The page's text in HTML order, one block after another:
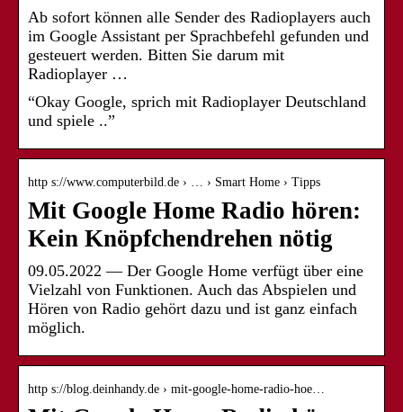
Ab sofort können alle Sender des Radioplayers auch
im Google Assistant per Sprachbefehl gefunden und
gesteuert werden. Bitten Sie darum mit
Radioplayer …
“Okay Google, sprich mit Radioplayer Deutschland
und spiele ..”
http s://www.computerbild.de › … › Smart Home › Tipps
Mit Google Home Radio hören:
Kein Knöpfchendrehen nötig
09.05.2022 — Der Google Home verfügt über eine
Vielzahl von Funktionen. Auch das Abspielen und
Hören von Radio gehört dazu und ist ganz einfach
möglich.
http s://blog.deinhandy.de › mit-google-home-radio-hoe…